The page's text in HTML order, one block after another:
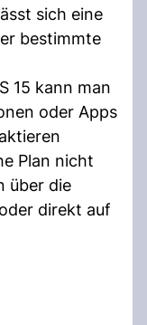
sich eine
bestimmte
15 kann man
oder Apps
Plan nicht
über die
direkt auf